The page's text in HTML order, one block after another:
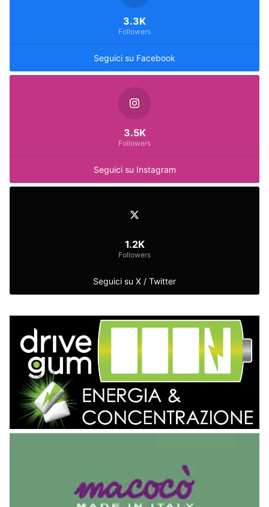
Seguici su Facebook
3.3K
Followers
Seguici su Instagram
3.5K
Followers
Seguici su X / Twitter
1.2K
Followers